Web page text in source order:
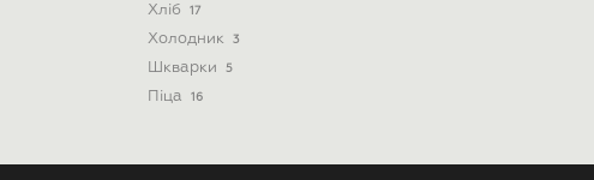
Хліб 17
Холодник 3
Шкварки 5
Піца 16